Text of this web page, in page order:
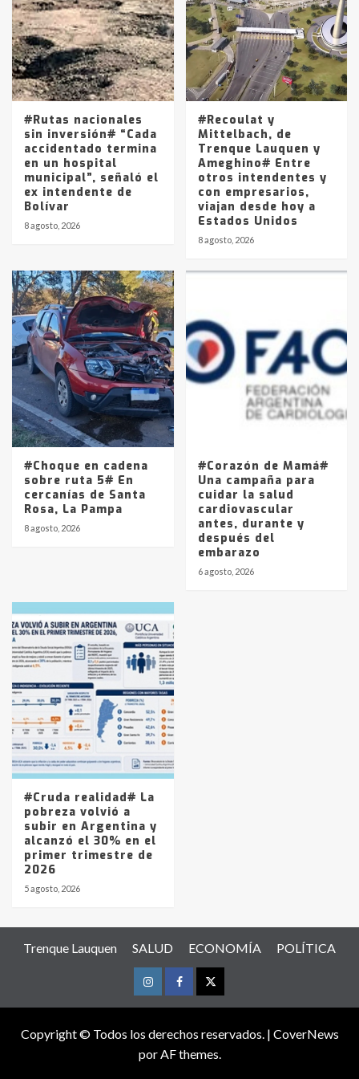
4
5
Los precios de los combustibles en
La Pampa, desde YPF hasta Axion
entre 857 a 1338 pesos
#Rutas nacionales
sin inversión# “Cada
accidentado termina
en un hospital
municipal”, señaló el
ex intendente de
Bolívar
8 agosto, 2026
#Recoulat y
Mittelbach, de
Trenque Lauquen y
Ameghino# Entre
otros intendentes y
con empresarios,
viajan desde hoy a
Estados Unidos
8 agosto, 2026
#Choque en cadena
sobre ruta 5# En
cercanías de Santa
Rosa, La Pampa
8 agosto, 2026
#Corazón de Mamá#
Una campaña para
cuidar la salud
cardiovascular
antes, durante y
después del
embarazo
6 agosto, 2026
#Cruda realidad# La
pobreza volvió a
subir en Argentina y
alcanzó el 30% en el
primer trimestre de
2026
5 agosto, 2026
Trenque Lauquen SALUD ECONOMÍA POLÍTICA
InstagramFacebookTwitter
Copyright © Todos los derechos reservados. | CoverNews
por AF themes.